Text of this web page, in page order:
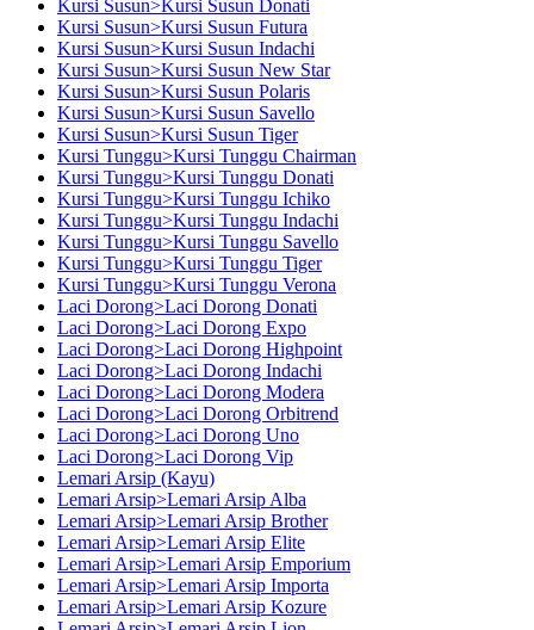
Kursi Susun>Kursi Susun Donati
Kursi Susun>Kursi Susun Futura
Kursi Susun>Kursi Susun Indachi
Kursi Susun>Kursi Susun New Star
Kursi Susun>Kursi Susun Polaris
Kursi Susun>Kursi Susun Savello
Kursi Susun>Kursi Susun Tiger
Kursi Tunggu>Kursi Tunggu Chairman
Kursi Tunggu>Kursi Tunggu Donati
Kursi Tunggu>Kursi Tunggu Ichiko
Kursi Tunggu>Kursi Tunggu Indachi
Kursi Tunggu>Kursi Tunggu Savello
Kursi Tunggu>Kursi Tunggu Tiger
Kursi Tunggu>Kursi Tunggu Verona
Laci Dorong>Laci Dorong Donati
Laci Dorong>Laci Dorong Expo
Laci Dorong>Laci Dorong Highpoint
Laci Dorong>Laci Dorong Indachi
Laci Dorong>Laci Dorong Modera
Laci Dorong>Laci Dorong Orbitrend
Laci Dorong>Laci Dorong Uno
Laci Dorong>Laci Dorong Vip
Lemari Arsip (Kayu)
Lemari Arsip>Lemari Arsip Alba
Lemari Arsip>Lemari Arsip Brother
Lemari Arsip>Lemari Arsip Elite
Lemari Arsip>Lemari Arsip Emporium
Lemari Arsip>Lemari Arsip Importa
Lemari Arsip>Lemari Arsip Kozure